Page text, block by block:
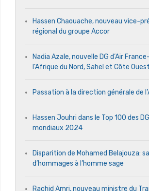
Hassen Chaouache, nouveau vice-
régional du groupe Accor
Nadia Azale, nouvelle DG d’Air
l’Afrique du Nord, Sahel et Côte Ouest
Passation à la direction générale de
Hassen Jouhri dans le Top 100 des
mondiaux 2024
Disparition de Mohamed Belajouza:
d’hommages à l’homme sage
Rachid Amri, nouveau ministre du